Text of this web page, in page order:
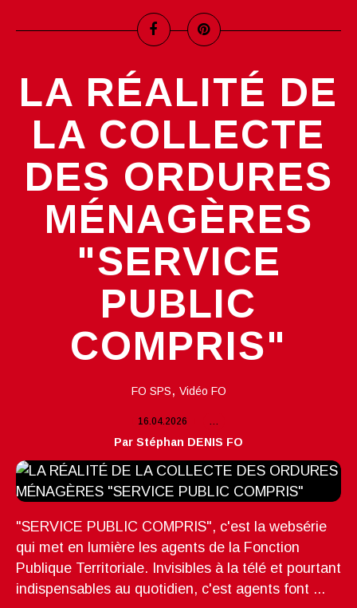
LA RÉALITÉ DE
LA COLLECTE
DES ORDURES
MÉNAGÈRES
"SERVICE
PUBLIC
COMPRIS"
FO SPS, Vidéo FO
16.04.2026 …
Par Stéphan DENIS FO
"SERVICE PUBLIC COMPRIS", c'est la websérie
qui met en lumière les agents de la Fonction
Publique Territoriale. Invisibles à la télé et pourtant
indispensables au quotidien, c'est agents font ...